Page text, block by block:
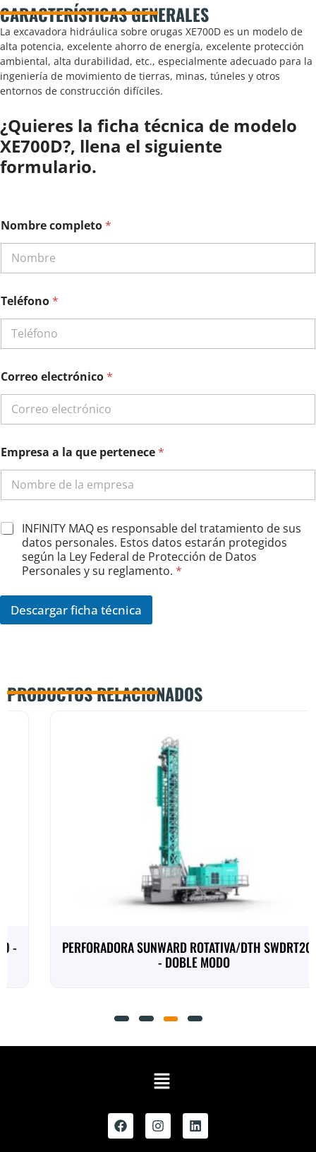
CARACTERÍSTICAS GENERALES
La excavadora hidráulica sobre orugas XE700D es un modelo de
alta potencia, excelente ahorro de energía, excelente protección
ambiental, alta durabilidad, etc., especialmente adecuado para la
ingeniería de movimiento de tierras, minas, túneles y otros
entornos de construcción difíciles.
¿Quieres la ficha técnica de modelo
XE700D?, llena el siguiente
formulario.
Nombre completo*
Teléfono*
Correo electrónico*
e
r
e
c
e
Empresa a la que pertenece*
A
d
R
INFINITY MAQ es responsable del tratamiento de sus
datos personales. Estos datos estarán protegidos
según la Ley Federal de Protección de Datos
Personales y su reglamento. *
Descargar ficha técnica
PRODUCTOS RELACIONADOS
PERFORADORA SUNWARD ROTATIVA/DTH SWDRT200B
- DOBLE MODO